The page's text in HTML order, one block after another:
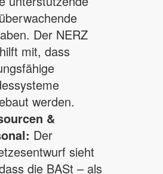
Der NERZ
mit, dass
werden.
&
Der
sieht
die BASt – als